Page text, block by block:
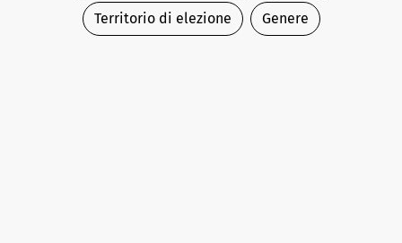
Territorio di elezione Genere